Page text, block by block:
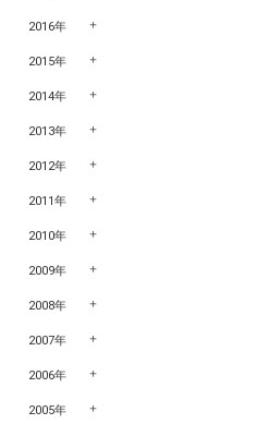
2016年
2015年
2014年
2013年
2012年
2011年
2010年
2009年
2008年
2007年
2006年
2005年